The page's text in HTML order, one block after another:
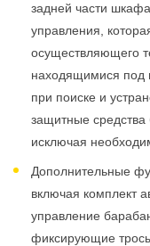
задней части
управления,
осуществляющего
находящимися под
при поиске и
защитные средства
исключая
Дополнительные
включая комплект
управление
фиксирующие